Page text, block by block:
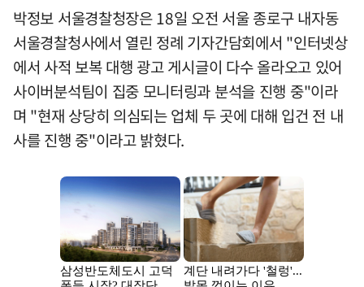
박정보 서울경찰청장은 18일 오전 서울 종로구 내자동
서울경찰청사에서 열린 정례 기자간담회에서 "인터넷상
에서 사적 보복 대행 광고 게시글이 다수 올라오고 있어
사이버분석팀이 집중 모니터링과 분석을 진행 중"이라
며 "현재 상당히 의심되는 업체 두 곳에 대해 입건 전 내
사를 진행 중"이라고 밝혔다.